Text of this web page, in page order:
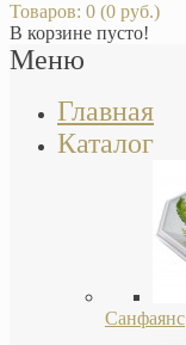
Товаров: 0 (0 руб.)
В корзине пусто!
Меню
Главная
Каталог
Санфаянс